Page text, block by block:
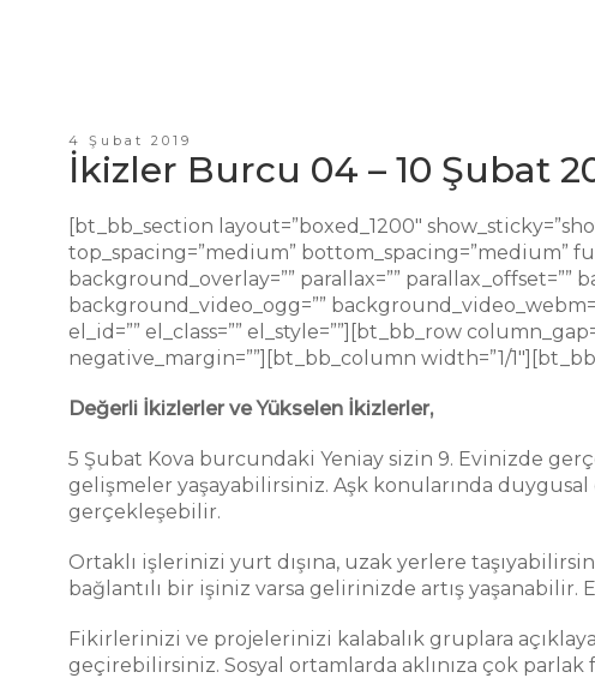
4 Şubat 2019
İkizler Burcu 04 – 10 Şubat
[bt_bb_section layout=”boxed_1200″
top_spacing=”medium” bottom_spacing=”medium”
background_overlay=”” parallax=””
background_video_ogg=””
el_id=”” el_class=”” el_style=””][bt_bb_row
negative_margin=””][bt_bb_column width=”1/
Değerli İkizlerler ve Yükselen İkizlerler,
5 Şubat Kova burcundaki Yeniay sizin 9. Evinizde
gelişmeler yaşayabilirsiniz. Aşk konularında
gerçekleşebilir.
Ortaklı işlerinizi yurt dışına, uzak yerlere
bağlantılı bir işiniz varsa gelirinizde artış
Fikirlerinizi ve projelerinizi kalabalık gruplara
geçirebilirsiniz. Sosyal ortamlarda aklınıza çok